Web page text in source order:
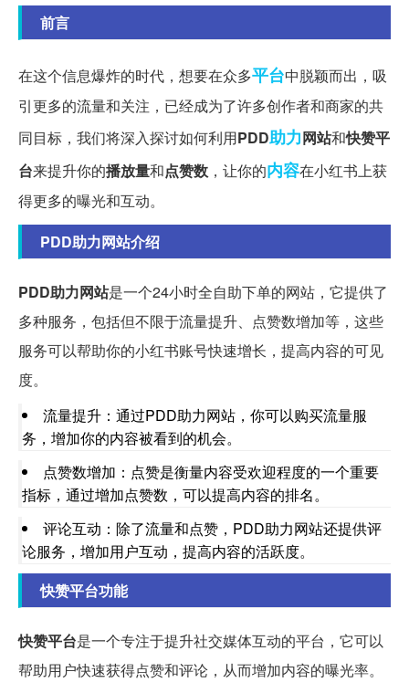
前言
在这个信息爆炸的时代，想要在众多平台中脱颖而出，吸
引更多的流量和关注，已经成为了许多创作者和商家的共
同目标，我们将深入探讨如何利用PDD助力网站和快赞平
台来提升你的播放量和点赞数 ，让你的内容在小红书上获
得更多的曝光和互动。
PDD助力网站介绍
PDD助力网站是一个24小时全自助下单的网站，它提供了
多种服务，包括但不限于流量提升、点赞数增加等，这些
服务可以帮助你的小红书账号快速增长，提高内容的可见
度。
流量提升：通过PDD助力网站，你可以购买流量服
务，增加你的内容被看到的机会。
点赞数增加：点赞是衡量内容受欢迎程度的一个重要
指标，通过增加点赞数，可以提高内容的排名。
评论互动：除了流量和点赞，PDD助力网站还提供评
论服务，增加用户互动，提高内容的活跃度。
快赞平台功能
快赞平台是一个专注于提升社交媒体互动的平台，它可以
帮助用户快速获得点赞和评论，从而增加内容的曝光率。